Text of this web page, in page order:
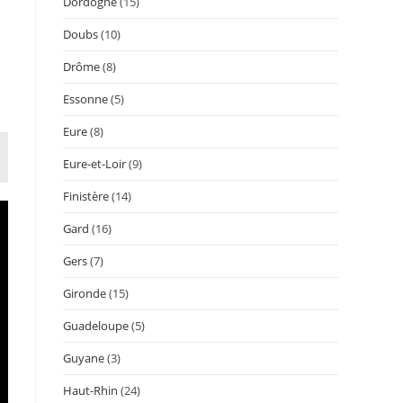
Doubs(10)
Drôme(8)
Essonne(5)
Eure(8)
Eure-et-Loir(9)
Finistère(14)
Gard (16)
Gers(7)
Gironde(15)
Guadeloupe(5)
Guyane(3)
Haut-Rhin (24)